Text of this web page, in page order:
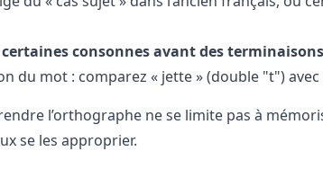
consonnes avant des
du mot : comparez « jette » (double "t") avec
l’orthographe ne se limite pas à
se les approprier.